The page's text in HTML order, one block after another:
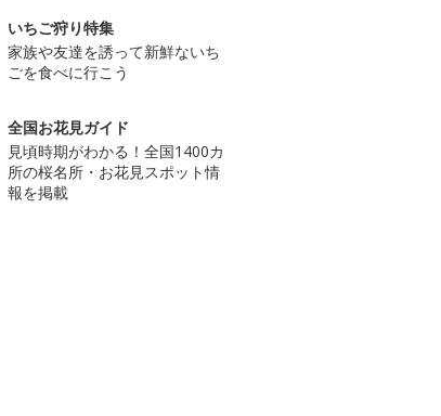
いちご狩り特集
家族や友達を誘って新鮮ないち
ごを食べに行こう
全国お花見ガイド
見頃時期がわかる！全国1400カ
所の桜名所・お花見スポット情
報を掲載